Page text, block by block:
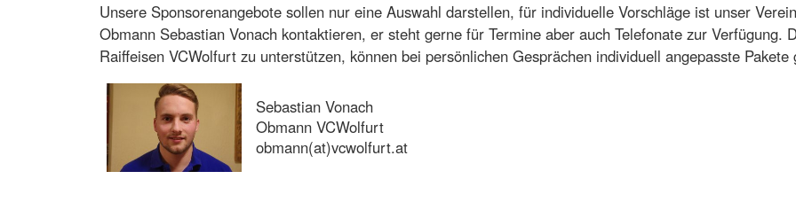
Unsere Sponsorenangebote sollen nur eine Auswahl darstellen, für individuelle Vorschläge ist unser
Obmann Sebastian Vonach kontaktieren, er steht gerne für Termine aber auch Telefonate zur Verfügung.
Raiffeisen VCWolfurt zu unterstützen, können bei persönlichen Gesprächen individuell angepasste
Sebastian Vonach
Obmann VCWolfurt
obmann(at)vcwolfurt.at